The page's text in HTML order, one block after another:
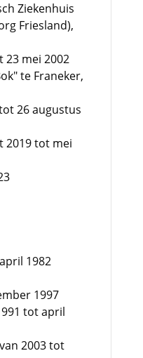
Ziekenhuis
Friesland),
23 mei 2002
te Franeker,
26 augustus
2019 tot mei
1982
1997
tot april
2003 tot